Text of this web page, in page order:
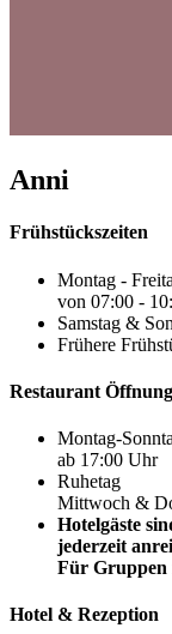
Anni
Frühstückszeiten
Montag -
von 07:00 -
Samstag &
Frühere
Restaurant
Montag-
ab 17:00 Uhr
Ruhetag
Mittwoch &
Hotelgäste
jederzeit
Für Gruppen
Hotel & Rezeption